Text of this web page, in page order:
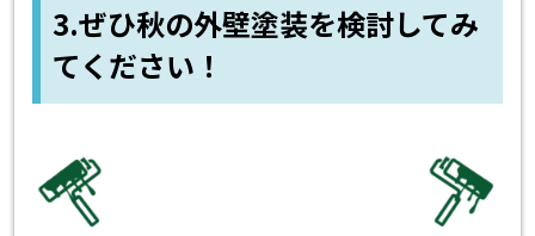
3.ぜひ秋の外壁塗装を検討してみ
てください！